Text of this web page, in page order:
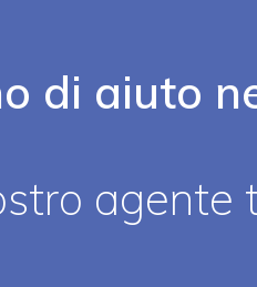
di aiuto
agente